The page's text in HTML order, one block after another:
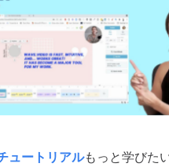
ュートリアルもっと学びた